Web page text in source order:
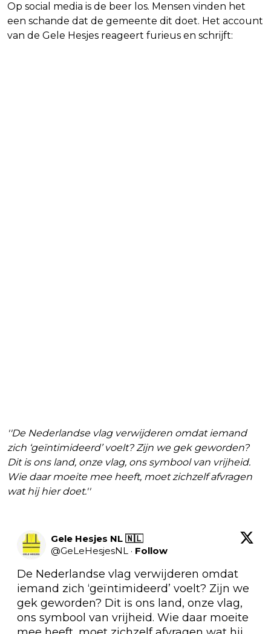
Op social media is de beer los. Mensen vinden het
een schande dat de gemeente dit doet. Het account
van de Gele Hesjes reageert furieus en schrijft:
''De Nederlandse vlag verwijderen omdat iemand
zich ‘geïntimideerd’ voelt? Zijn we gek geworden?
Dit is ons land, onze vlag, ons symbool van vrijheid.
Wie daar moeite mee heeft, moet zichzelf afvragen
wat hij hier doet.''
Gele Hesjes NL 🇳🇱
@GeLeHesjesNL · Follow
De Nederlandse vlag verwijderen omdat
iemand zich ‘geïntimideerd’ voelt? Zijn we
gek geworden? Dit is ons land, onze vlag,
ons symbool van vrijheid. Wie daar moeite